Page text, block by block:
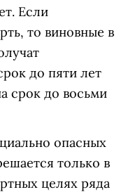
Если
то виновные в
до пяти лет
срок до восьми
опасных
только в
целях ряда